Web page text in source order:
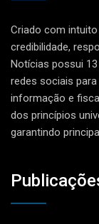
Criado com
credibilidade,
Notícias possui
redes sociais
informação e
dos princípios
garantindo